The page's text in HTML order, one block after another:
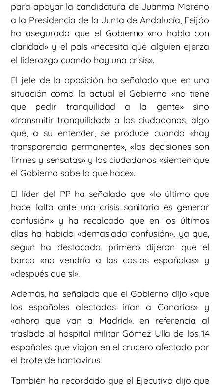
para apoyar la candidatura de Juanma Moreno
a la Presidencia de la Junta de Andalucía, Feijóo
ha asegurado que el Gobierno «no habla con
claridad» y el país «necesita que alguien ejerza
el liderazgo cuando hay una crisis».
El jefe de la oposición ha señalado que en una
situación como la actual el Gobierno «no tiene
que pedir tranquilidad a la gente» sino
«transmitir tranquilidad» a los ciudadanos, algo
que, a su entender, se produce cuando «hay
transparencia permanente», «las decisiones son
firmes y sensatas» y los ciudadanos «sienten que
el Gobierno sabe lo que hace».
El líder del PP ha señalado que «lo último que
hace falta ante una crisis sanitaria es generar
confusión» y ha recalcado que en los últimos
días ha habido «demasiada confusión», ya que,
según ha destacado, primero dijeron que el
barco «no vendría a las costas españolas» y
«después que sí».
Además, ha señalado que el Gobierno dijo «que
los españoles afectados irían a Canarias» y
«ahora que van a Madrid», en referencia al
traslado al hospital militar Gómez Ulla de los 14
españoles que viajan en el crucero afectado por
el brote de hantavirus.
También ha recordado que el Ejecutivo dijo que